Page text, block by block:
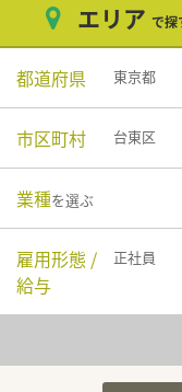
エリア で探
都道府県 東京都
市区町村 台東区
業種を選ぶ
雇用形態 /
給与
正社員